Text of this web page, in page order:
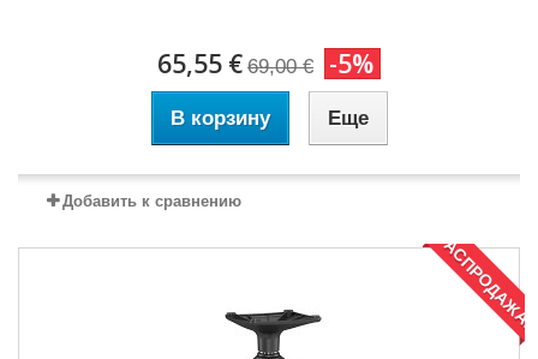
65,55 € 69,00 € -5%
В корзину Еще
Добавить к сравнению
РАСПРОДАЖА!